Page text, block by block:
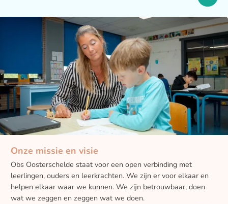
Onze missie en visie
Obs Oosterschelde staat voor een open verbinding met
leerlingen, ouders en leerkrachten. We zijn er voor elkaar en
helpen elkaar waar we kunnen. We zijn betrouwbaar, doen
wat we zeggen en zeggen wat we doen.